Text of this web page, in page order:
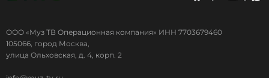
ООО «Муз ТВ Операционная компания» ИНН 7703679460
105066, город Москва,
улица Ольховская, д. 4, корп. 2